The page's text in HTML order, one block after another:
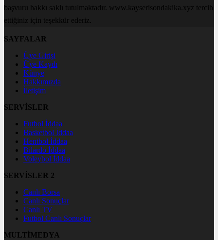
başvuru hakkı saklı tutulmaktadır. www.kayserisondakika.xyz tercih
ettiğiniz için teşekkür ederiz.
SAYFALAR
Üye Girişi
Üye Kaydı
Künye
Hakkımızda
İletişim
SERVİSLER
Futbol İddaa
Basketbol İddaa
Hentbol İddaa
Bilardo İddaa
Voleybol İddaa
SERVİSLER 2
Canlı Borsa
Canlı Sonuçlar
Canlı TV
Futbol Canlı Sonuçlar
MULTİMEDYA